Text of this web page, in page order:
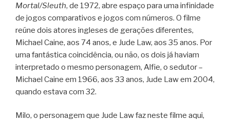
Mortal/Sleuth, de 1972, abre espaço para uma infinidade
de jogos comparativos e jogos com números. O filme
reúne dois atores ingleses de gerações diferentes,
Michael Caine, aos 74 anos, e Jude Law, aos 35 anos. Por
uma fantástica coincidência, ou não, os dois já haviam
interpretado o mesmo personagem, Alfie, o sedutor –
Michael Caine em 1966, aos 33 anos, Jude Law em 2004,
quando estava com 32.
Milo, o personagem que Jude Law faz neste filme aqui,